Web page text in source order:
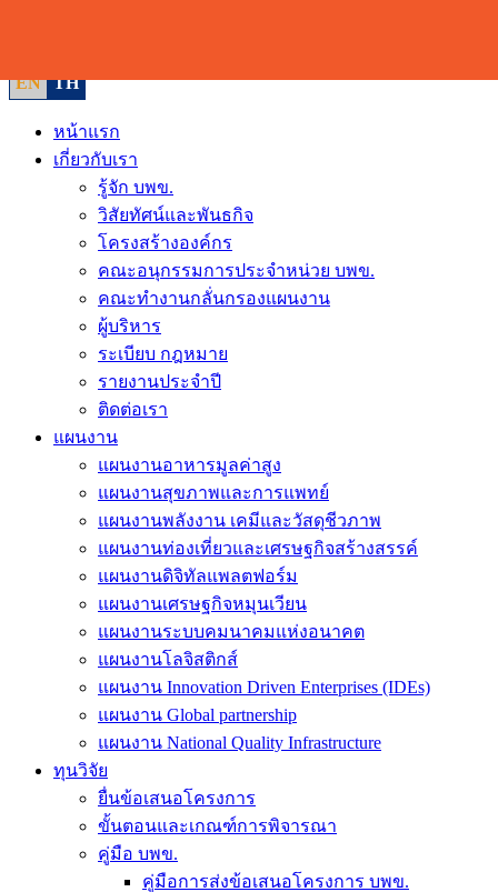
EN
TH
หน้าแรก
เกี่ยวกับเรา
รู้จัก บพข.
วิสัยทัศน์และพันธกิจ
โครงสร้างองค์กร
คณะอนุกรรมการประจำหน่วย บพข.
คณะทำงานกลั่นกรองแผนงาน
ผู้บริหาร
ระเบียบ กฎหมาย
รายงานประจำปี
ติดต่อเรา
แผนงาน
แผนงานอาหารมูลค่าสูง
แผนงานสุขภาพและการแพทย์
แผนงานพลังงาน เคมีและวัสดุชีวภาพ
แผนงานท่องเที่ยวและเศรษฐกิจสร้างสรรค์
แผนงานดิจิทัลแพลตฟอร์ม
แผนงานเศรษฐกิจหมุนเวียน
แผนงานระบบคมนาคมแห่งอนาคต
แผนงานโลจิสติกส์
แผนงาน Innovation Driven Enterprises (IDEs)
แผนงาน Global partnership
แผนงาน National Quality Infrastructure
ทุนวิจัย
ยื่นข้อเสนอโครงการ
ขั้นตอนและเกณฑ์การพิจารณา
คู่มือ บพข.
คู่มือการส่งข้อเสนอโครงการ บพข.